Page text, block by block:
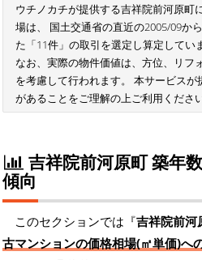
ウチノカチが提供する吉祥院前河原町
場は、 国土交通省の直近の2005/09か
た「11件」の取引を選定し算定してい
なお、実際の物件価値は、方位、リフ
を考慮して行われます。 本サービス
があることをご理解の上ご利用くださ
吉祥院前河原町 築年
傾向
このセクションでは『吉祥院前河
古マンションの価格相場(㎡単価)へ